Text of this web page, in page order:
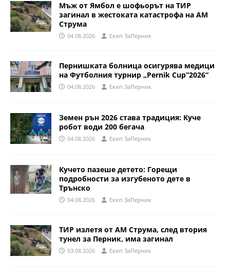
Мъж от Ямбол е шофьорът на ТИР
загинал в жестоката катастрофа на АМ
Струма
04.08.2026 Eкип ЗаПерник
Пернишката болница осигурява медици
на Футболния турнир „Pernik Cup”2026“
04.08.2026 Eкип ЗаПерник
Земен рън 2026 става традиция: Куче
робот води 200 бегача
04.08.2026 Eкип ЗаПерник
Кучето пазеше детето: Горещи
подробности за изгубеното дете в
Трънско
04.08.2026 Eкип ЗаПерник
ТИР излетя от АМ Струма, след втория
тунел за Перник, има загинал
03.08.2026 Eкип ЗаПерник